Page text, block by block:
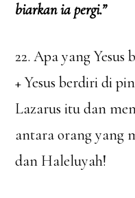
biarkan ia pergi.”
22. Apa yang Yesus
+ Yesus berdiri di
Lazarus itu dan
antara orang yang
dan Haleluyah!